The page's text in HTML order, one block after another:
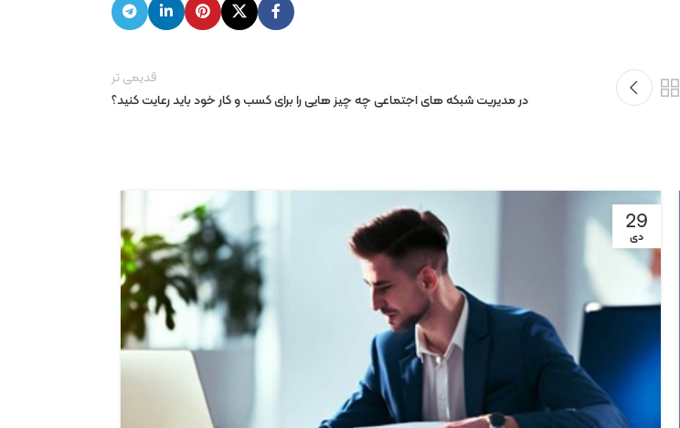
قدیمی تر
در مدیریت شبکه های اجتماعی چه چیز هایی را برای کسب و کار خود باید رعایت کنید؟
29
دی